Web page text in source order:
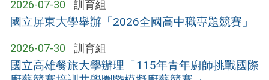
2026-07-30 訓育組
國立屏東大學舉辦「2026全國高中職專題競賽」
2026-07-30 訓育組
國立高雄餐旅大學辦理「115年青年廚師挑戰國際